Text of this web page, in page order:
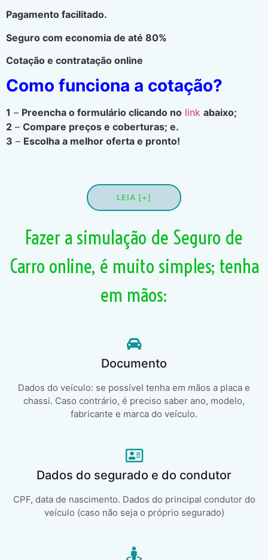
Pagamento facilitado.
Seguro com economia de até 80%
Cotação e contratação online
Como funciona a cotação?
1 – Preencha o formulário clicando no link abaixo;
2 – Compare preços e coberturas; e.
3 – Escolha a melhor oferta e pronto!
LEIA [+]
Fazer a simulação de Seguro de
Carro online, é muito simples; tenha
em mãos:
Documento
Dados do veículo: se possível tenha em mãos a placa e
chassi. Caso contrário, é preciso saber ano, modelo,
fabricante e marca do veículo.
Dados do segurado e do condutor
CPF, data de nascimento. Dados do principal condutor do
veículo (caso não seja o próprio segurado)